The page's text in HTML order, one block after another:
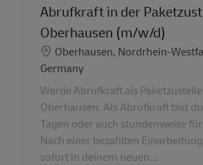
Abrufkraft in der
Oberhausen (m/w/d)
Standort
Oberhausen, Nordrhein-
Germany
Werde Abrufkraft als
Oberhausen. Als Abrufkraft bist
Tagen oder auch stundenweise
Nach einer bezahlten
sofort in deinem neuen...